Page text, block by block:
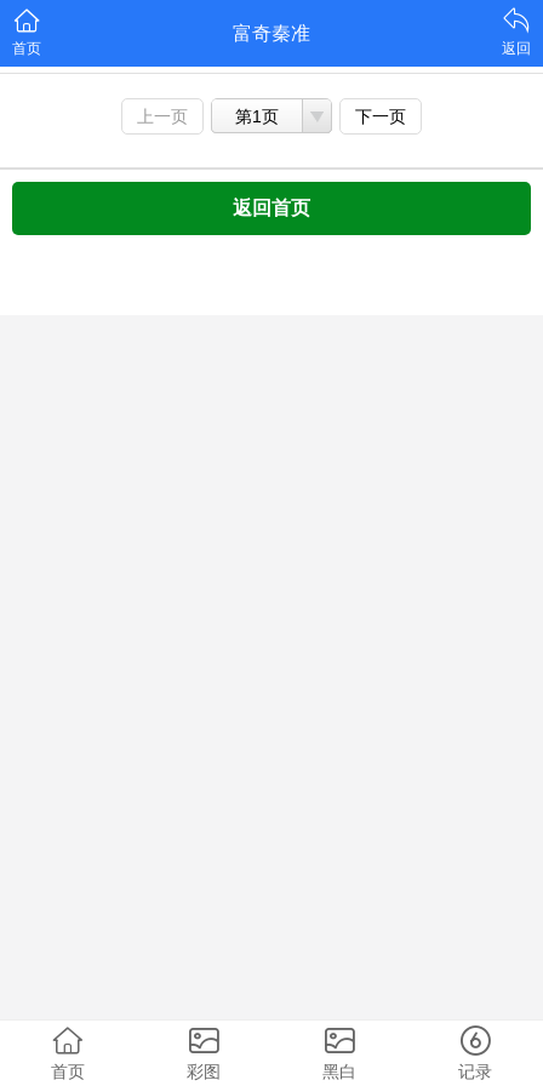
首页
富奇秦准
返回
上一页 第1页 下一页
返回首页
首页 彩图 黑白 记录